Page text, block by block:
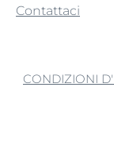
Contattaci
CONDIZIONI